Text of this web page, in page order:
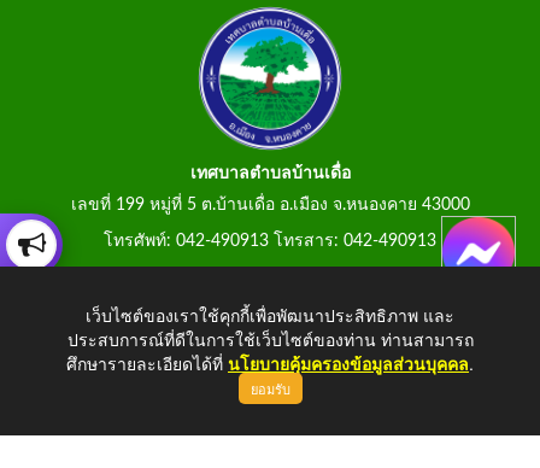
เทศบาลตำบลบ้านเดื่อ
เลขที่ 199 หมู่ที่ 5 ต.บ้านเดื่อ อ.เมือง จ.หนองคาย 43000
โทรศัพท์: 042-490913 โทรสาร: 042-490913
Copyright © 2026 All Right Resive
เว็บไซต์ของเราใช้คุกกี้เพื่อพัฒนาประสิทธิภาพ และ
ประสบการณ์ที่ดีในการใช้เว็บไซต์ของท่าน ท่านสามารถ
ศึกษารายละเอียดได้ที่ นโยบายคุ้มครองข้อมูลส่วนบุคคล.
ยอมรับ